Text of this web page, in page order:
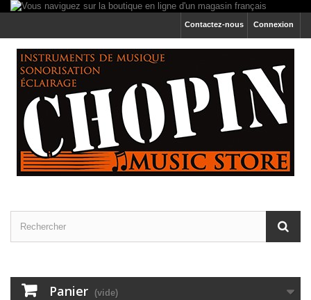
Connexion
Contactez-nous
Panier (vide)